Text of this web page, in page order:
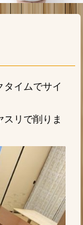
タイムでサイ
リで削りま